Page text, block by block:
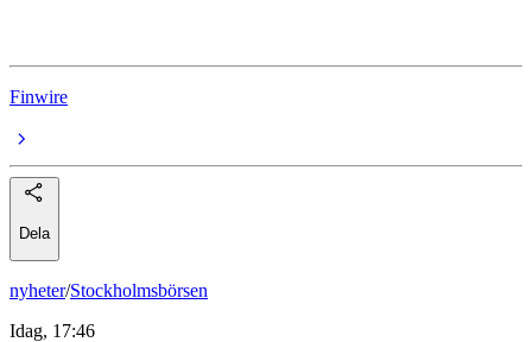
Finwire
Dela
nyheter/Stockholmsbörsen
Idag, 17:46